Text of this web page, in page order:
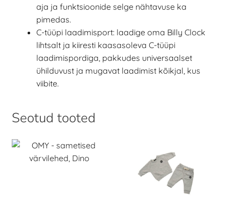
aja ja funktsioonide selge nähtavuse ka
pimedas.
C-tüüpi laadimisport: laadige oma Billy Clock
lihtsalt ja kiiresti kaasasoleva C-tüüpi
laadimispordiga, pakkudes universaalset
ühilduvust ja mugavat laadimist kõikjal, kus
viibite.
Seotud tooted